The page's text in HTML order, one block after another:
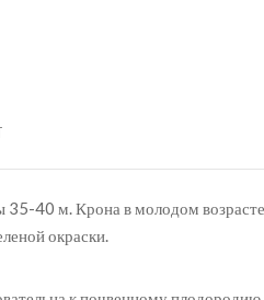
35-40 м. Крона в молодом
окраски.